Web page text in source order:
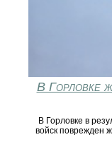
В Горловке
В Горловке в
войск поврежден